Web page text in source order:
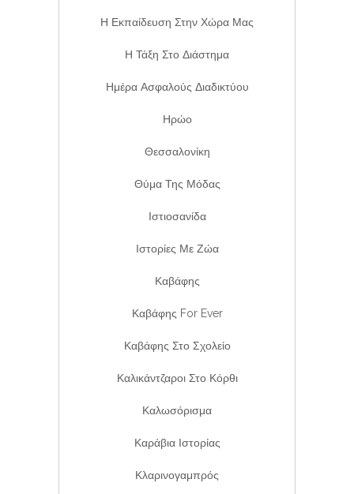
Η Εκπαίδευση Στην Χώρα Μας
Η Τάξη Στο Διάστημα
Ημέρα Ασφαλούς Διαδικτύου
Ηρώο
Θεσσαλονίκη
Θύμα Της Μόδας
Ιστιοσανίδα
Ιστορίες Με Ζώα
Καβάφης
Καβάφης For Ever
Καβάφης Στο Σχολείο
Καλικάντζαροι Στο Κόρθι
Καλωσόρισμα
Καράβια Ιστορίας
Κλαρινογαμπρός